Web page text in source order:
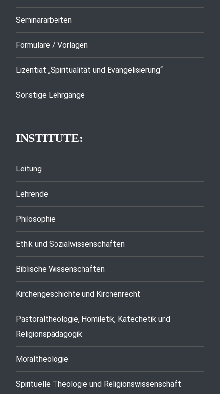
Seminararbeiten
Formulare / Vorlagen
Lizentiat „Spiritualität und Evangelisierung“
Sonstige Lehrgänge
INSTITUTE:
Leitung
Lehrende
Philosophie
Ethik und Sozialwissenschaften
Biblische Wissenschaften
Kirchengeschichte und Kirchenrecht
Pastoraltheologie, Homiletik, Katechetik und
Religionspädagogik
Moraltheologie
Spirituelle Theologie und Religionswissenschaft